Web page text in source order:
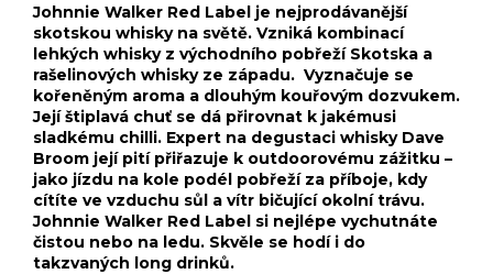
Johnnie Walker Red Label je nejprodávanější
skotskou whisky na světě. Vzniká kombinací
lehkých whisky z východního pobřeží Skotska a
rašelinových whisky ze západu. Vyznačuje se
kořeněným aroma a dlouhým kouřovým dozvukem.
Její štiplavá chuť se dá přirovnat k jakémusi
sladkému chilli. Expert na degustaci whisky Dave
Broom její pití přiřazuje k outdoorovému zážitku –
jako jízdu na kole podél pobřeží za příboje, kdy
cítíte ve vzduchu sůl a vítr bičující okolní trávu.
Johnnie Walker Red Label si nejlépe vychutnáte
čistou nebo na ledu. Skvěle se hodí i do
takzvaných long drinků.